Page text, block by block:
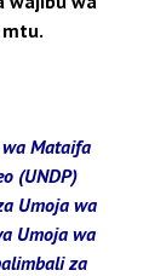
Mataifa
(UNDP)
Umoja wa
Umoja wa
za